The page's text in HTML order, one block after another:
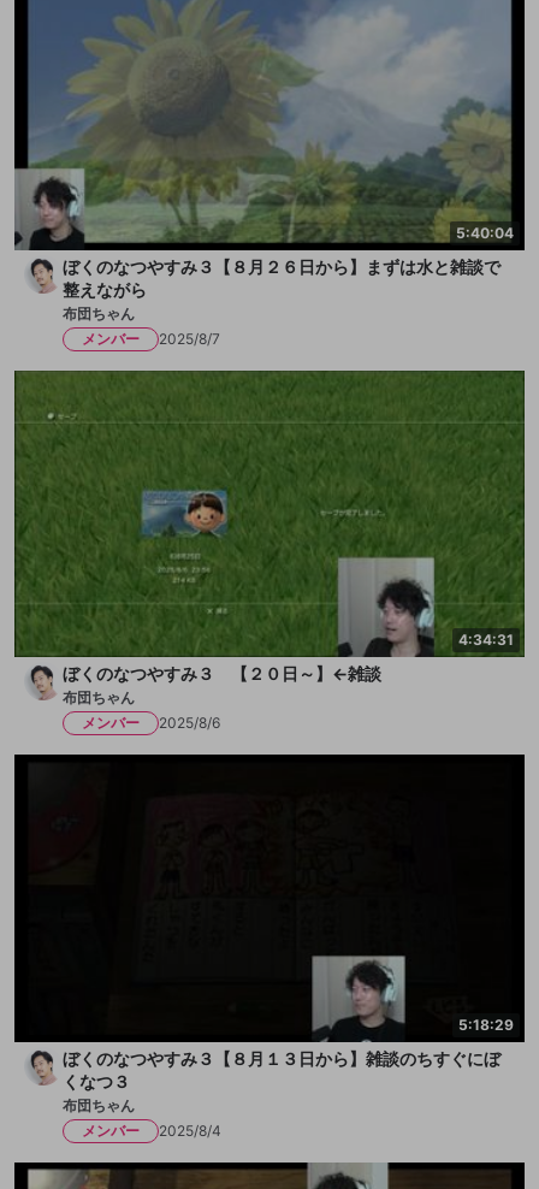
5:40:04
ぼくのなつやすみ３【８月２６日から】まずは水と雑談で
整えながら
布団ちゃん
メンバー
2025/8/7
4:34:31
ぼくのなつやすみ３ 【２０日～】←雑談
布団ちゃん
メンバー
2025/8/6
5:18:29
ぼくのなつやすみ３【８月１３日から】雑談のちすぐにぼ
くなつ３
布団ちゃん
メンバー
2025/8/4